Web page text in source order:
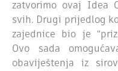
zatvorimo ovaj Idea
svih. Drugi prijedlog
zajednice bio je
Ovo sada
obaviještenja iz